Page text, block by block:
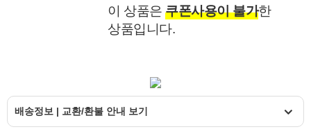
이 상품은 쿠폰사용이 불가한
상품입니다.
배송정보 | 교환/환불 안내 보기